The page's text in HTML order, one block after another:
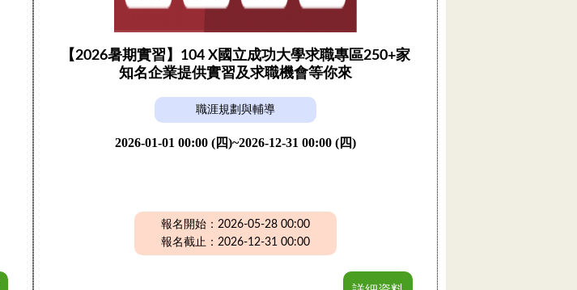
【2026暑期實習】104 X國立成功大學求職專區250+家
知名企業提供實習及求職機會等你來
職涯規劃與輔導
2026-01-01 00:00 (四)~2026-12-31 00:00 (四)
報名開始：2026-05-28 00:00
報名截止：2026-12-31 00:00